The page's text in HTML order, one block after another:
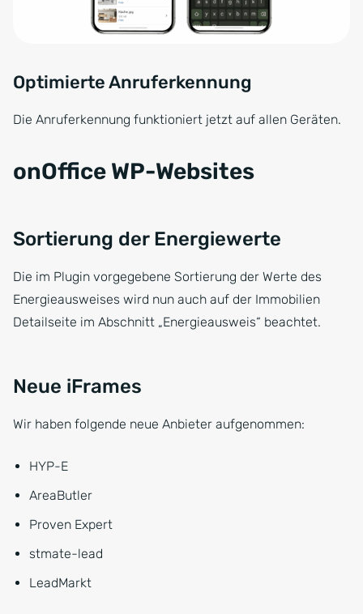
Optimierte Anruferkennung
Die Anruferkennung funktioniert jetzt auf allen Geräten.
onOffice WP-Websites
Sortierung der Energiewerte
Die im Plugin vorgegebene Sortierung der Werte des
Energieausweises wird nun auch auf der Immobilien
Detailseite im Abschnitt „Energieausweis“ beachtet.
Neue iFrames
Wir haben folgende neue Anbieter aufgenommen:
HYP-E
AreaButler
Proven Expert
stmate-lead
LeadMarkt